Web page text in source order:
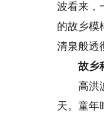
波看来，
的故乡模
清泉般透
故乡科
高洪波
天。童年